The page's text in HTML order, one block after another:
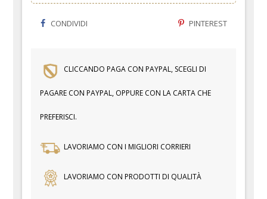
CONDIVIDI PINTEREST
CLICCANDO PAGA CON PAYPAL, SCEGLI DI
PAGARE CON PAYPAL, OPPURE CON LA CARTA CHE
PREFERISCI.
LAVORIAMO CON I MIGLIORI CORRIERI
LAVORIAMO CON PRODOTTI DI QUALITÀ